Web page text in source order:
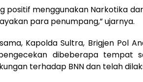
positif menggunakan Narkotika
para penumpang,” ujarnya.
Kapolda Sultra, Brigjen Pol
dibeberapa tempat
terhadap BNN dan telah